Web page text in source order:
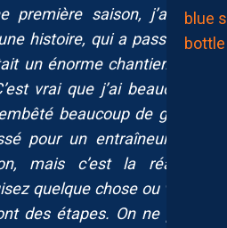
première saison, j’arrive
histoire, qui a passé 16
un énorme chantier. Il a
vrai que j’ai beaucoup
beaucoup de gens.
pour un entraîneur qui
mais c’est la réalité.
quelque chose ou vous
des étapes. On ne peut